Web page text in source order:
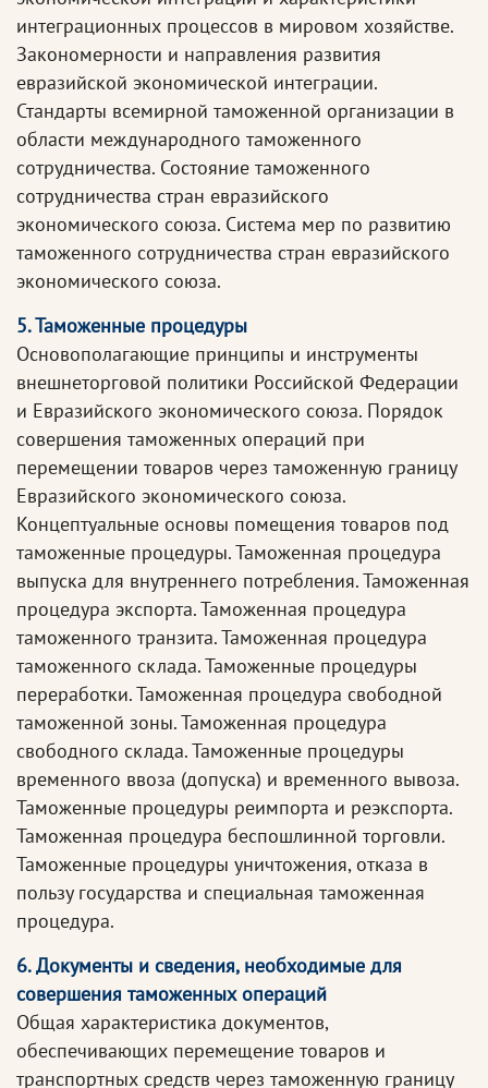
интеграционных процессов в мировом хозяйстве.
Закономерности и направления развития
евразийской экономической интеграции.
Стандарты всемирной таможенной организации в
области международного таможенного
сотрудничества. Состояние таможенного
сотрудничества стран евразийского
экономического союза. Система мер по развитию
таможенного сотрудничества стран евразийского
экономического союза.
5. Таможенные процедуры
Основополагающие принципы и инструменты
внешнеторговой политики Российской Федерации
и Евразийского экономического союза. Порядок
совершения таможенных операций при
перемещении товаров через таможенную границу
Евразийского экономического союза.
Концептуальные основы помещения товаров под
таможенные процедуры. Таможенная процедура
выпуска для внутреннего потребления. Таможенная
процедура экспорта. Таможенная процедура
таможенного транзита. Таможенная процедура
таможенного склада. Таможенные процедуры
переработки. Таможенная процедура свободной
таможенной зоны. Таможенная процедура
свободного склада. Таможенные процедуры
временного ввоза (допуска) и временного вывоза.
Таможенные процедуры реимпорта и реэкспорта.
Таможенная процедура беспошлинной торговли.
Таможенные процедуры уничтожения, отказа в
пользу государства и специальная таможенная
процедура.
6. Документы и сведения, необходимые для
совершения таможенных операций
Общая характеристика документов,
обеспечивающих перемещение товаров и
транспортных средств через таможенную границу